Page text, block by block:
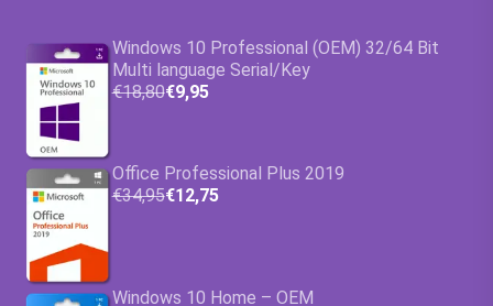
Windows 10 Professional (OEM) 32/64 Bit
Multi language Serial/Key
€18,80€9,95
Office Professional Plus 2019
€34,95€12,75
Windows 10 Home – OEM